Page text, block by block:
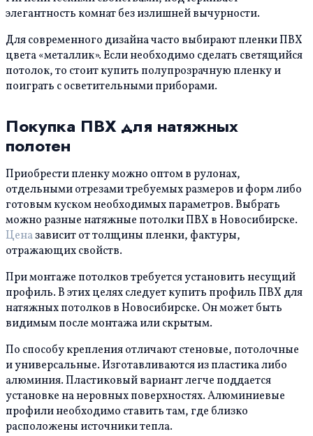
элегантность комнат без излишней вычурности.
Для современного дизайна часто выбирают пленки ПВХ
цвета «металлик». Если необходимо сделать светящийся
потолок, то стоит купить полупрозрачную пленку и
поиграть с осветительными приборами.
Покупка ПВХ для натяжных
полотен
Приобрести пленку можно оптом в рулонах,
отдельными отрезами требуемых размеров и форм либо
готовым куском необходимых параметров. Выбрать
можно разные натяжные потолки ПВХ в Новосибирске.
Ценазависит от толщины пленки, фактуры,
отражающих свойств.
При монтаже потолков требуется установить несущий
профиль. В этих целях следует купить профиль ПВХ для
натяжных потолков в Новосибирске. Он может быть
видимым после монтажа или скрытым.
По способу крепления отличают стеновые, потолочные
и универсальные. Изготавливаются из пластика либо
алюминия. Пластиковый вариант легче поддается
установке на неровных поверхностях. Алюминиевые
профили необходимо ставить там, где близко
расположены источники тепла.